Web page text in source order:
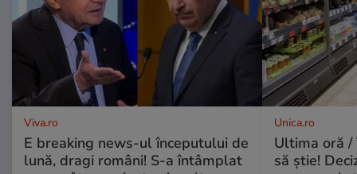
Viva.ro
E breaking news-ul începutului de
lună, dragi români! S-a întâmplat
Unica.ro
Ultima oră /
să știe!